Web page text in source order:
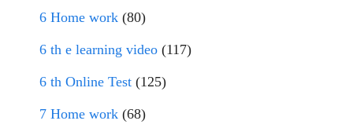
6 Home work (80)
6 th e learning video (117)
6 th Online Test (125)
7 Home work (68)